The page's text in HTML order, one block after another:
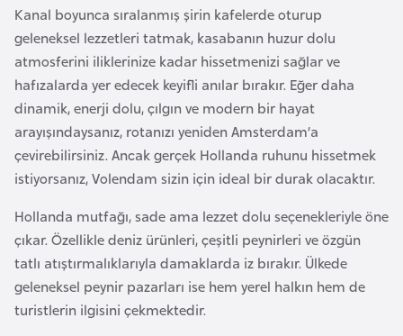
Kanal boyunca sıralanmış şirin kafelerde oturup
geleneksel lezzetleri tatmak, kasabanın huzur dolu
atmosferini iliklerinize kadar hissetmenizi sağlar ve
hafızalarda yer edecek keyifli anılar bırakır. Eğer daha
dinamik, enerji dolu, çılgın ve modern bir hayat
arayışındaysanız, rotanızı yeniden Amsterdam’a
çevirebilirsiniz. Ancak gerçek Hollanda ruhunu hissetmek
istiyorsanız, Volendam sizin için ideal bir durak olacaktır.
Hollanda mutfağı, sade ama lezzet dolu seçenekleriyle öne
çıkar. Özellikle deniz ürünleri, çeşitli peynirleri ve özgün
tatlı atıştırmalıklarıyla damaklarda iz bırakır. Ülkede
geleneksel peynir pazarları ise hem yerel halkın hem de
turistlerin ilgisini çekmektedir.
B
e
l
ç
i
k
a
B
e
n
i
n